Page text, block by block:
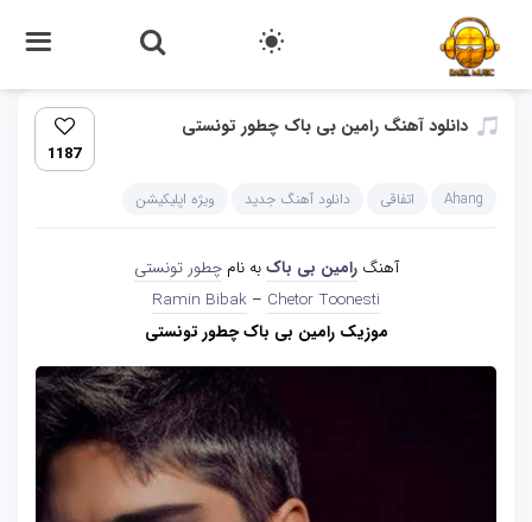
دانلود آهنگ رامین بی باک چطور تونستی
1187
Ahang اتفاقی دانلود آهنگ جدید ویژه اپلیکیشن
آهنگرامین بی باکبه نامچطور تونستی
Ramin Bibak – Chetor Toonesti
موزیک رامین بی باک چطور تونستی